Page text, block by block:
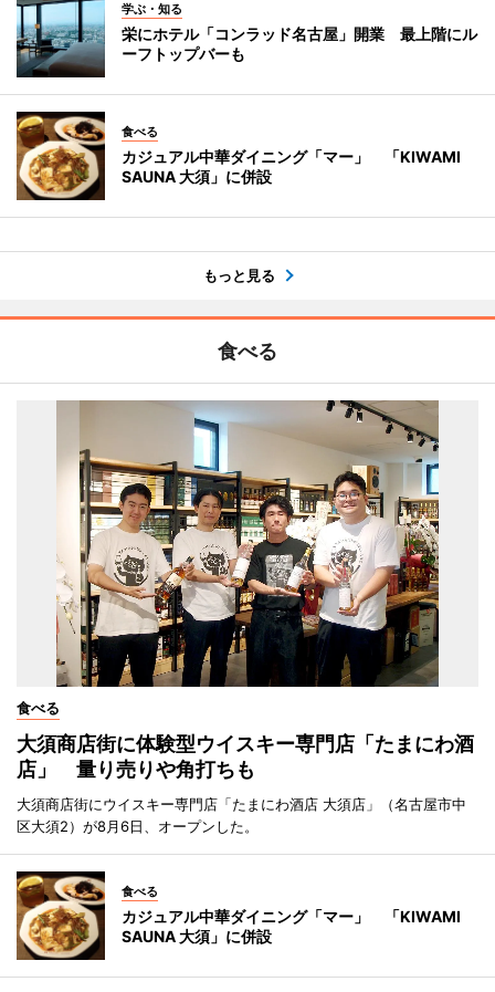
学ぶ・知る
栄にホテル「コンラッド名古屋」開業 最上階にル
ーフトップバーも
食べる
カジュアル中華ダイニング「マー」 「KIWAMI
SAUNA 大須」に併設
もっと見る
食べる
食べる
大須商店街に体験型ウイスキー専門店「たまにわ酒
店」 量り売りや角打ちも
大須商店街にウイスキー専門店「たまにわ酒店 大須店」（名古屋市中
区大須2）が8月6日、オープンした。
食べる
カジュアル中華ダイニング「マー」 「KIWAMI
SAUNA 大須」に併設